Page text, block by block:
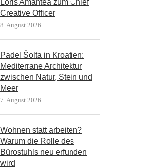
Loris Amantea zum Chief
Creative Officer
8. August 2026
Padel Šolta in Kroatien:
Mediterrane Architektur
zwischen Natur, Stein und
Meer
7. August 2026
Wohnen statt arbeiten?
Warum die Rolle des
Bürostuhls neu erfunden
wird